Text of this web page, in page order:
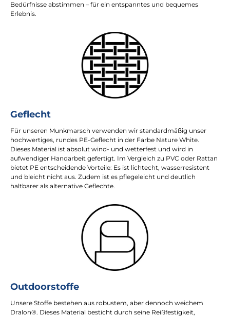
Bedürfnisse abstimmen – für ein entspanntes und bequemes
Erlebnis.
Geflecht
Für unseren Munkmarsch verwenden wir standardmäßig unser
hochwertiges, rundes PE-Geflecht in der Farbe Nature White.
Dieses Material ist absolut wind- und wetterfest und wird in
aufwendiger Handarbeit gefertigt. Im Vergleich zu PVC oder Rattan
bietet PE entscheidende Vorteile: Es ist lichtecht, wasserresistent
und bleicht nicht aus. Zudem ist es pflegeleicht und deutlich
haltbarer als alternative Geflechte.
Outdoorstoffe
Unsere Stoffe bestehen aus robustem, aber dennoch weichem
Dralon®. Dieses Material besticht durch seine Reißfestigkeit,